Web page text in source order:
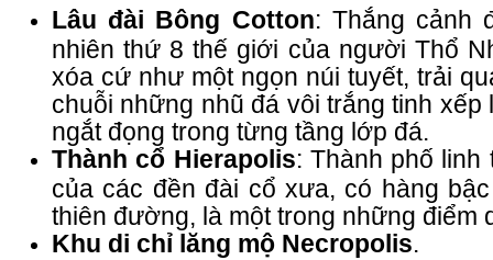
Lâu đài Bông Cotton: Thắng cảnh
nhiên thứ 8 thế giới của người Thổ
xóa cứ như một ngọn núi tuyết, trải
chuỗi những nhũ đá vôi trắng tinh
ngắt đọng trong từng tầng lớp đá.
Thành cổ Hierapolis: Thành phố
của các đền đài cổ xưa, có hàng
thiên đường, là một trong những điểm
Khu di chỉ lăng mộ Necropolis.